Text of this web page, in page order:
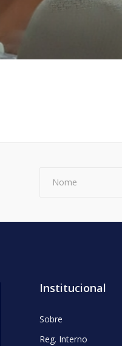
Institucional
Sobre
Reg. Interno